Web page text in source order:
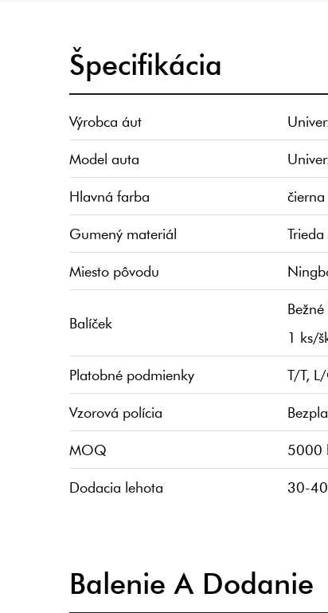
Špecifikácia
Výrobca áut
Model auta
Hlavná farba
čierna
Gumený materiál
Miesto pôvodu
Balíček
1 ks/
Platobné podmienky
T/T,
Vzorová polícia
MOQ
5000
Dodacia lehota
30-
Balenie A Dodanie